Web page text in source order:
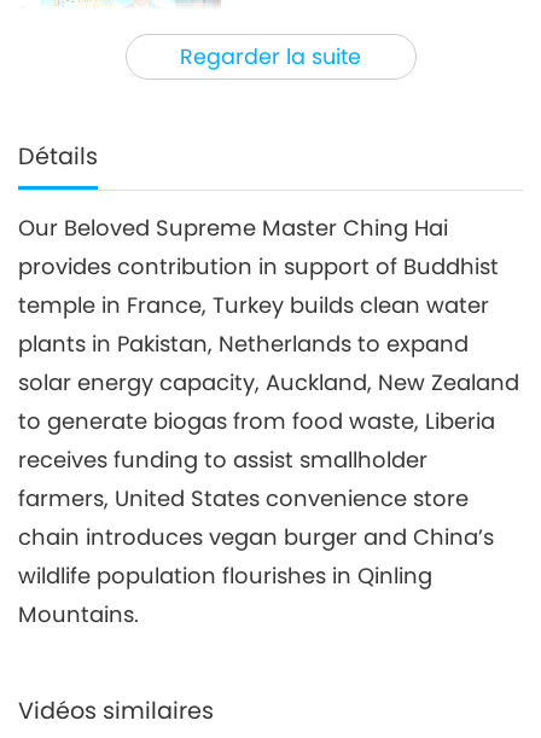
Regarder la suite
28:15
Nouvelles d'exception 2020-02-03
2020-02-04
5
29:04
Nouvelles d'exception
Nouvelles d'exception 2020-02-05 3445Vues
31:39
Nouvelles d'exception
Nouvelles d'exception 2020-02-06
28:39
Détails
Our Beloved Supreme Master Ching Hai
provides contribution in support of Buddhist
temple in France, Turkey builds clean water
plants in Pakistan, Netherlands to expand
solar energy capacity, Auckland, New Zealand
to generate biogas from food waste, Liberia
receives funding to assist smallholder
farmers, United States convenience store
chain introduces vegan burger and China’s
wildlife population flourishes in Qinling
Mountains.
Vidéos similaires